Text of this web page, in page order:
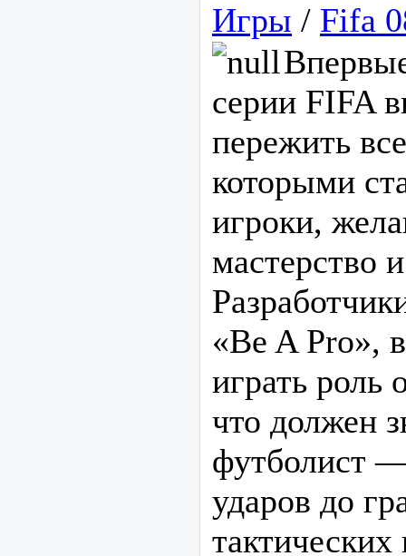
Игры / Fifa
серии FIFA
пережить
которыми
игроки,
мастерство
«Be A Pro»,
играть роль
что должен
футболист
ударов до